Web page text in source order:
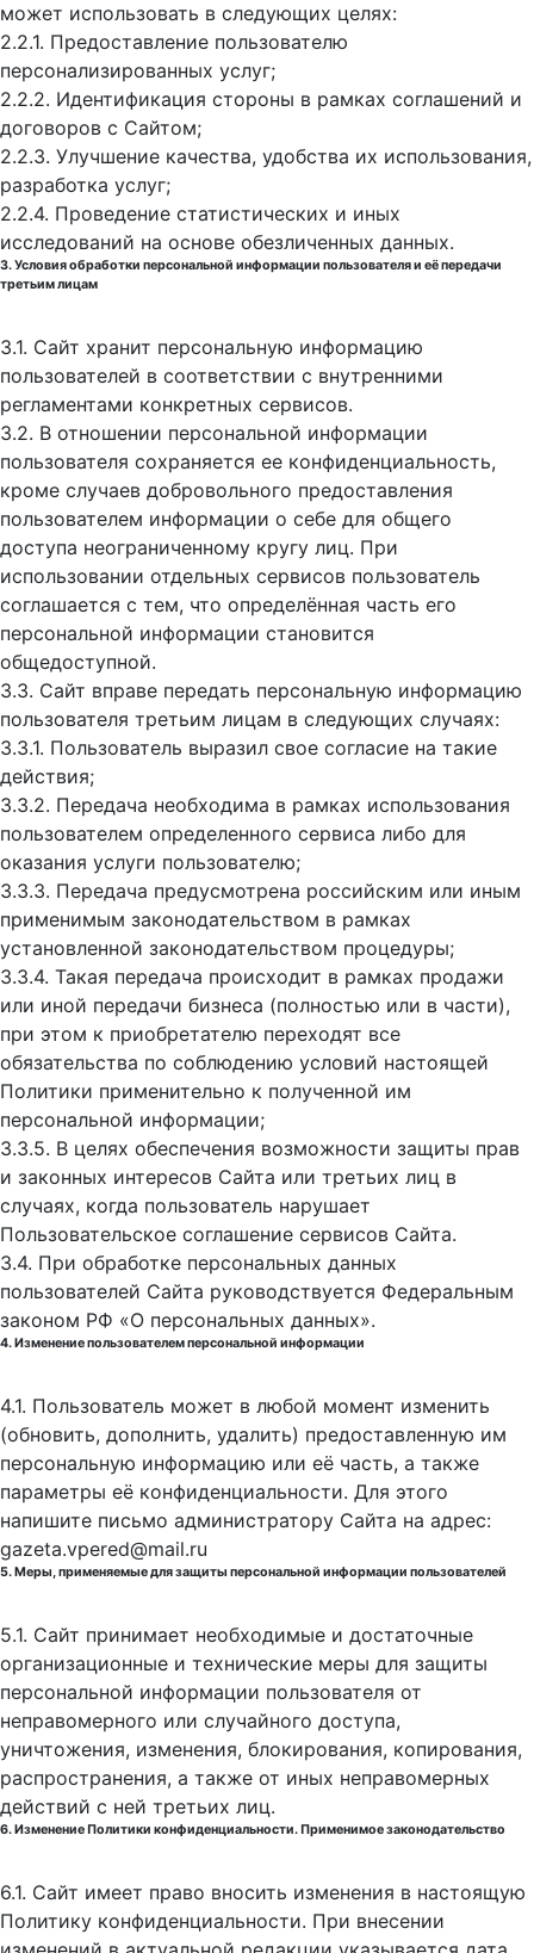
может использовать в следующих целях:
2.2.1. Предоставление пользователю
персонализированных услуг;
2.2.2. Идентификация стороны в рамках соглашений и
договоров с Сайтом;
2.2.3. Улучшение качества, удобства их использования,
разработка услуг;
2.2.4. Проведение статистических и иных
исследований на основе обезличенных данных.
3. Условия обработки персональной информации пользователя и её передачи
третьим лицам
3.1. Сайт хранит персональную информацию
пользователей в соответствии с внутренними
регламентами конкретных сервисов.
3.2. В отношении персональной информации
пользователя сохраняется ее конфиденциальность,
кроме случаев добровольного предоставления
пользователем информации о себе для общего
доступа неограниченному кругу лиц. При
использовании отдельных сервисов пользователь
соглашается с тем, что определённая часть его
персональной информации становится
общедоступной.
3.3. Сайт вправе передать персональную информацию
пользователя третьим лицам в следующих случаях:
3.3.1. Пользователь выразил свое согласие на такие
действия;
3.3.2. Передача необходима в рамках использования
пользователем определенного сервиса либо для
оказания услуги пользователю;
3.3.3. Передача предусмотрена российским или иным
применимым законодательством в рамках
установленной законодательством процедуры;
3.3.4. Такая передача происходит в рамках продажи
или иной передачи бизнеса (полностью или в части),
при этом к приобретателю переходят все
обязательства по соблюдению условий настоящей
Политики применительно к полученной им
персональной информации;
3.3.5. В целях обеспечения возможности защиты прав
и законных интересов Сайта или третьих лиц в
случаях, когда пользователь нарушает
Пользовательское соглашение сервисов Сайта.
3.4. При обработке персональных данных
пользователей Сайта руководствуется Федеральным
законом РФ «О персональных данных».
4. Изменение пользователем персональной информации
4.1. Пользователь может в любой момент изменить
(обновить, дополнить, удалить) предоставленную им
персональную информацию или её часть, а также
параметры её конфиденциальности. Для этого
напишите письмо администратору Сайта на адрес:
gazeta.vpered@mail.ru
5. Меры, применяемые для защиты персональной информации пользователей
5.1. Сайт принимает необходимые и достаточные
организационные и технические меры для защиты
персональной информации пользователя от
неправомерного или случайного доступа,
уничтожения, изменения, блокирования, копирования,
распространения, а также от иных неправомерных
действий с ней третьих лиц.
6. Изменение Политики конфиденциальности. Применимое законодательство
6.1. Сайт имеет право вносить изменения в настоящую
Политику конфиденциальности. При внесении